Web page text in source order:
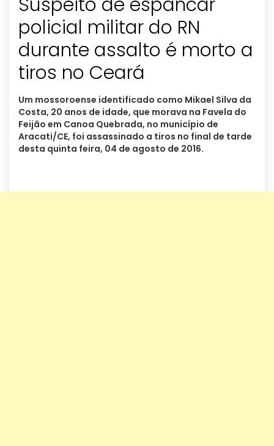
policial militar do RN
durante assalto é morto a
tiros no Ceará
Um mossoroense identificado como Mikael Silva da
Costa, 20 anos de idade, que morava na Favela do
Feijão em Canoa Quebrada, no município de
Aracati/CE, foi assassinado a tiros no final de tarde
desta quinta feira, 04 de agosto de 2016.